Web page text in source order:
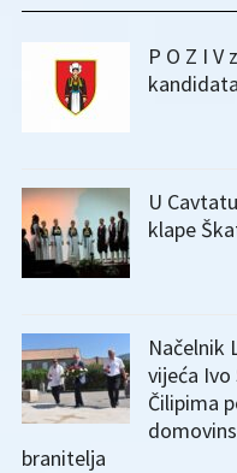
P O Z I
U
klape
Načelnik
vijeća Ivo
Čilipima
branitelja